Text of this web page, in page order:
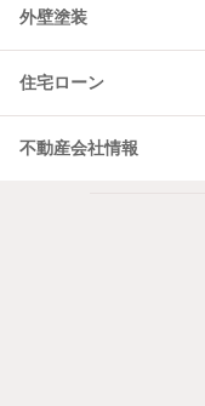
外壁塗装
住宅ローン
不動産会社情報